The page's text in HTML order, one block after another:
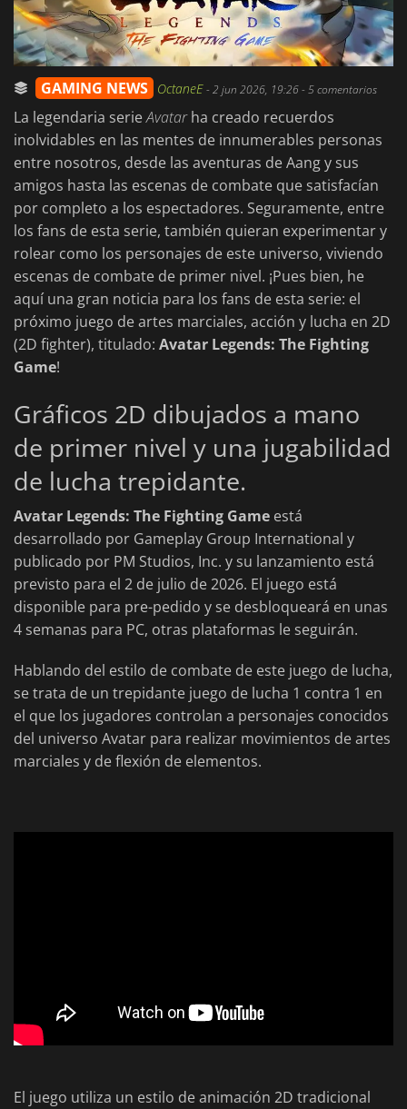
GAMING NEWS OctaneE-2 jun 2026, 19:26- 5 comentarios
La legendaria serieAvatarha creado recuerdos
inolvidables en las mentes de innumerables personas
entre nosotros, desde las aventuras de Aang y sus
amigos hasta las escenas de combate que satisfacían
por completo a los espectadores. Seguramente, entre
los fans de esta serie, también quieran experimentar y
rolear como los personajes de este universo, viviendo
escenas de combate de primer nivel. ¡Pues bien, he
aquí una gran noticia para los fans de esta serie: el
próximo juego de artes marciales, acción y lucha en 2D
(2D fighter), titulado: Avatar Legends: The Fighting
Game!
Gráficos 2D dibujados a mano
de primer nivel y una jugabilidad
de lucha trepidante.
Avatar Legends: The Fighting Game está
desarrollado por Gameplay Group International y
publicado por PM Studios, Inc. y su lanzamiento está
previsto para el 2 de julio de 2026. El juego está
disponible para pre-pedido y se desbloqueará en unas
4 semanas para PC, otras plataformas le seguirán.
Hablando del estilo de combate de este juego de lucha,
se trata de un trepidante juego de lucha 1 contra 1 en
el que los jugadores controlan a personajes conocidos
del universo Avatar para realizar movimientos de artes
marciales y de flexión de elementos.
El juego utiliza un estilo de animación 2D tradicional